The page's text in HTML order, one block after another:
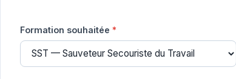
Formation souhaitée *